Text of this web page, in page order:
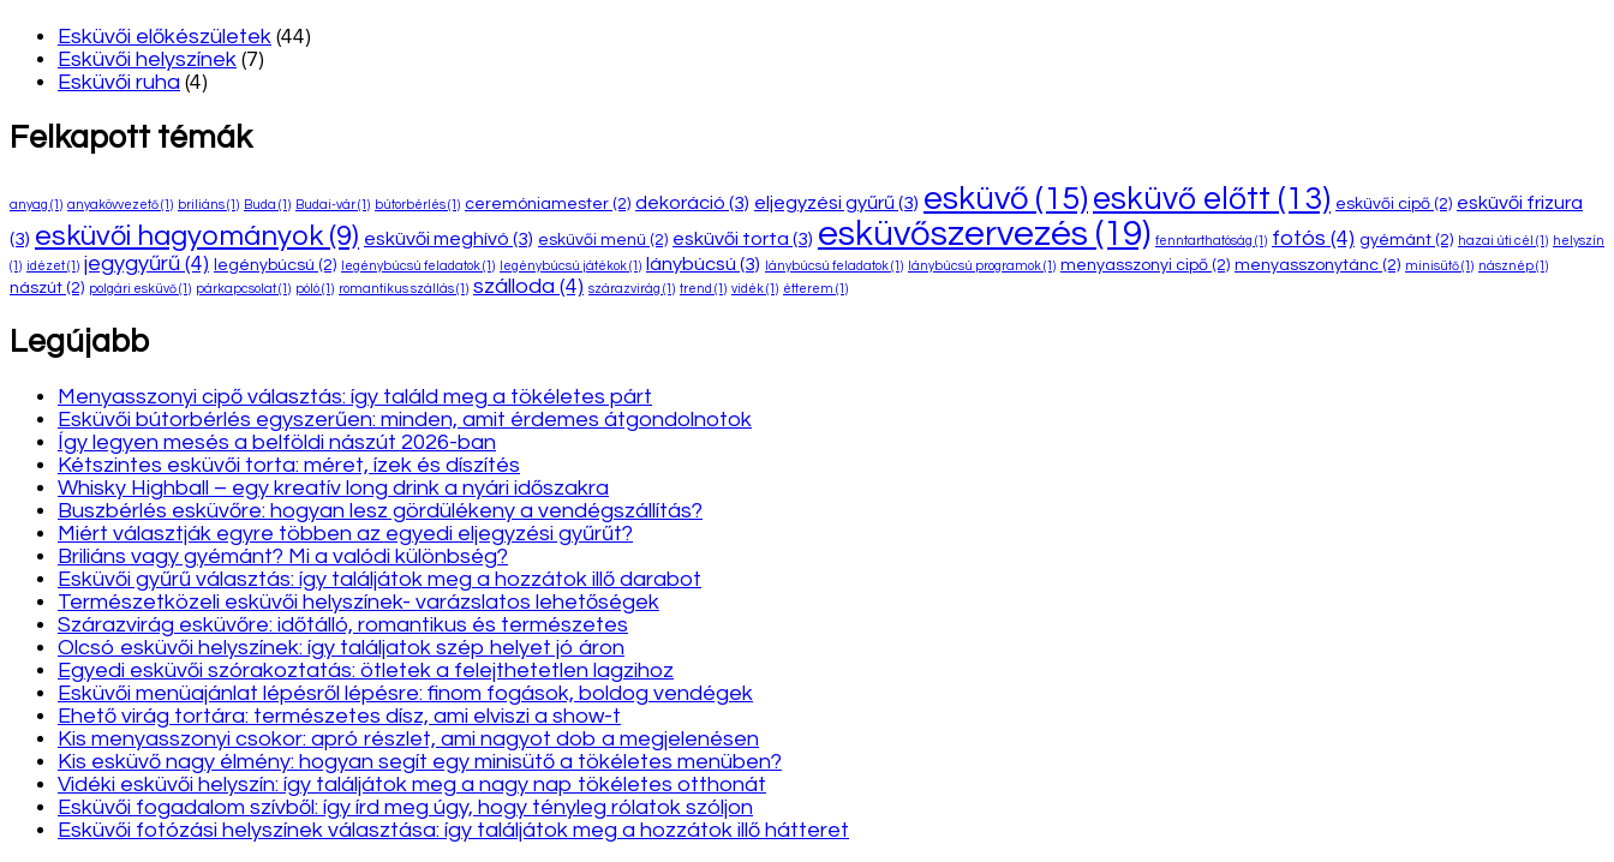
Esküvői előkészületek (44)
Esküvői helyszínek (7)
Esküvői ruha (4)
Felkapott témák
anyag (1) anyakövvezető(1) briliáns(1) Buda (1) Budai-vár(1) bútorbérlés(1) ceremóniamester (2) dekoráció (3) eljegyzési gyűrű(3) esküvő (15) esküvő előtt (13) esküvői cipő (2) esküvői frizura
(3) esküvői hagyományok (9) esküvői meghívó (3) esküvői menü (2) esküvői torta (3) esküvőszervezés (19) fenntarthatóság (1) fotós (4) gyémánt (2) hazai úti cél (1) helyszín
(1) idézet(1) jegygyűrű (4) legénybúcsú (2) legénybúcsú feladatok(1) legénybúcsú játékok(1) lánybúcsú (3) lánybúcsú feladatok(1) lánybúcsú programok(1) menyasszonyi cipő (2) menyasszonytánc (2) minisütő(1) násznép(1)
nászút (2) polgári esküvő(1) párkapcsolat(1) póló(1) romantikus szállás(1) szálloda (4) szárazvirág (1) trend (1) vidék(1) étterem (1)
Legújabb
Menyasszonyi cipő választás: így találd meg a tökéletes párt
Esküvői bútorbérlés egyszerűen: minden, amit érdemes átgondolnotok
Így legyen mesés a belföldi nászút 2026-ban
Kétszintes esküvői torta: méret, ízek és díszítés
Whisky Highball – egy kreatív long drink a nyári időszakra
Buszbérlés esküvőre: hogyan lesz gördülékeny a vendégszállítás?
Miért választják egyre többen az egyedi eljegyzési gyűrűt?
Briliáns vagy gyémánt? Mi a valódi különbség?
Esküvői gyűrű választás: így találjátok meg a hozzátok illő darabot
Természetközeli esküvői helyszínek- varázslatos lehetőségek
Szárazvirág esküvőre: időtálló, romantikus és természetes
Olcsó esküvői helyszínek: így találjatok szép helyet jó áron
Egyedi esküvői szórakoztatás: ötletek a felejthetetlen lagzihoz
Esküvői menüajánlat lépésről lépésre: finom fogások, boldog vendégek
Ehető virág tortára: természetes dísz, ami elviszi a show-t
Kis menyasszonyi csokor: apró részlet, ami nagyot dob a megjelenésen
Kis esküvő nagy élmény: hogyan segít egy minisütő a tökéletes menüben?
Vidéki esküvői helyszín: így találjátok meg a nagy nap tökéletes otthonát
Esküvői fogadalom szívből: így írd meg úgy, hogy tényleg rólatok szóljon
Esküvői fotózási helyszínek választása: így találjátok meg a hozzátok illő hátteret